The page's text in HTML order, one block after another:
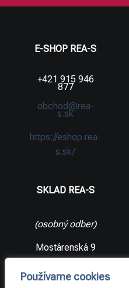
Používame cookies
E-SHOP REA-S
+421 915 946
877
obchod@rea-
s.sk
https://eshop.rea-
s.sk/
SKLAD REA-S
(osobný odber)
Mostárenská 9